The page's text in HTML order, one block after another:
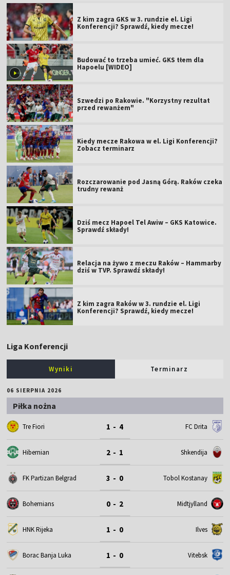
Z kim zagra GKS w 3. rundzie el. Ligi
Konferencji? Sprawdź, kiedy mecze!
Budować to trzeba umieć. GKS tłem dla
Hapoelu [WIDEO]
Szwedzi po Rakowie. "Korzystny rezultat
przed rewanżem"
Kiedy mecze Rakowa w el. Ligi Konferencji?
Zobacz terminarz
Rozczarowanie pod Jasną Górą. Raków czeka
trudny rewanż
Dziś mecz Hapoel Tel Awiw – GKS Katowice.
Sprawdź składy!
Relacja na żywo z meczu Raków – Hammarby
dziś w TVP. Sprawdź składy!
Z kim zagra Raków w 3. rundzie el. Ligi
Konferencji? Sprawdź, kiedy mecze!
Liga Konferencji
Wyniki Terminarz
06 SIERPNIA 2026
Piłka nożna
Tre Fiori 1 - 4 FC Drita
Hibernian 2 - 1 Shkendija
FK Partizan Belgrad 3 - 0 Tobol Kostanay
Bohemians 0 - 2 Midtjylland
HNK Rijeka 1 - 0 Ilves
Borac Banja Luka 1 - 0 Vitebsk